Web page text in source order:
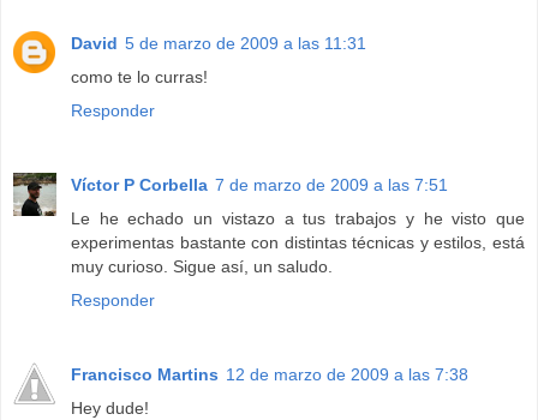
David 5 de marzo de 2009 a las 11:31
como te lo curras!
Responder
Víctor P Corbella 7 de marzo de 2009 a las 7:51
Le he echado un vistazo a tus trabajos y he visto que
experimentas bastante con distintas técnicas y estilos, está
muy curioso. Sigue así, un saludo.
Responder
Francisco Martins 12 de marzo de 2009 a las 7:38
Hey dude!